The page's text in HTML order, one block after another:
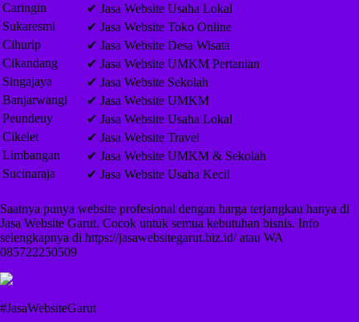
Caringin
✔ Jasa Website Usaha Lokal
Sukaresmi
✔ Jasa Website Toko Online
Cihurip
✔ Jasa Website Desa Wisata
Cikandang
✔ Jasa Website UMKM Pertanian
Singajaya
✔ Jasa Website Sekolah
Banjarwangi
✔ Jasa Website UMKM
Peundeuy
✔ Jasa Website Usaha Lokal
Cikelet
✔ Jasa Website Travel
Limbangan
✔ Jasa Website UMKM & Sekolah
Sucinaraja
✔ Jasa Website Usaha Kecil
Saatnya punya website profesional dengan harga terjangkau hanya di
Jasa Website Garut. Cocok untuk semua kebutuhan bisnis. Info
selengkapnya di https://jasawebsitegarut.biz.id/ atau WA
085722250509
#JasaWebsiteGarut